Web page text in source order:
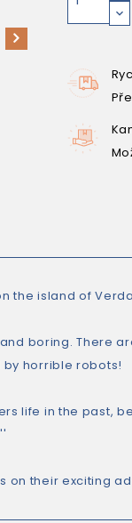
the island of
boring. There
horrible robots!
life in the past,
on their exciting